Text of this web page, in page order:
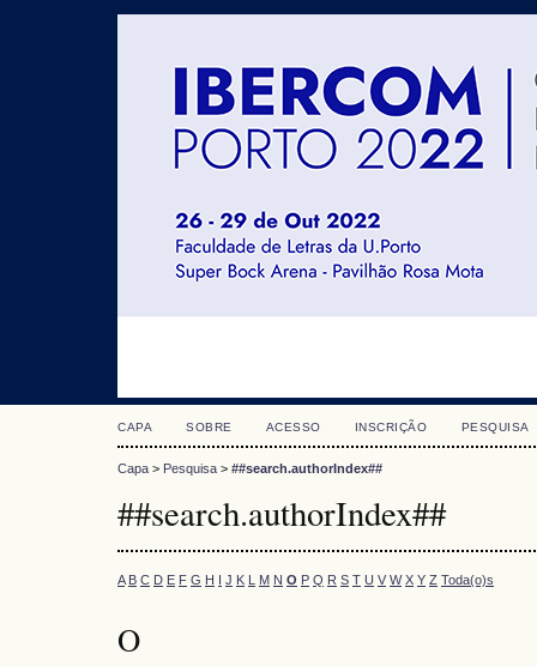
CAPA SOBRE ACESSO INSCRIÇÃO PESQUISA
Capa > Pesquisa > ##search.authorIndex##
##search.authorIndex##
A B C D E F G H I J K L M N O P Q R S T U V W X Y Z Toda(o)s
O